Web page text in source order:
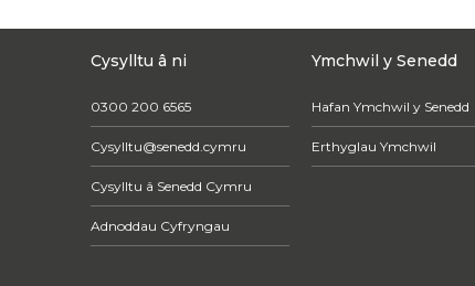
Cysylltu â ni
0300 200 6565
Cysylltu@senedd.cymru
Cysylltu â Senedd Cymru
Adnoddau Cyfryngau
Ymchwil y Senedd
Hafan Ymchwil y Senedd
Erthyglau Ymchwil